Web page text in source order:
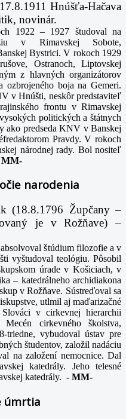
Hnúšťa-Hačava
novinár.
1922 – 1927 študoval na
v Rimavskej Sobote,
Bystrici. V rokoch 1929
Ostranoch, Liptovskej
z hlavných organizátorov
ozbrojeného boja na Gemeri.
v Hnúšti, neskôr predstaviteľ
frontu v Rimavskej
politických a štátnych
ako predseda KNV v Banskej
Pravdy. V rokoch
národnej rady. Bol nositeľ
MM-
narodenia
(18.8.1796 Župčany –
je v Rožňave) –
štúdium filozofie a v
vyštudoval teológiu. Pôsobil
úrade v Košiciach, v
– katedrálneho archidiakona
v Rožňave. Sústreďoval sa
utlmil aj maďarizačné
v cirkevnej hierarchii
Mecén cirkevného školstva,
triedne, vybudoval ústav pre
študentov, založil nadáciu
na založení nemocnice. Dal
katedrály. Jeho telesné
katedrály. - MM-
úmrtia